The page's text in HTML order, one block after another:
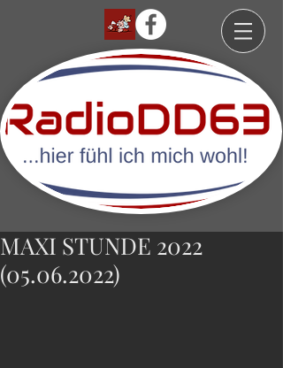
MAXI STUNDE 2022
(05.06.2022)